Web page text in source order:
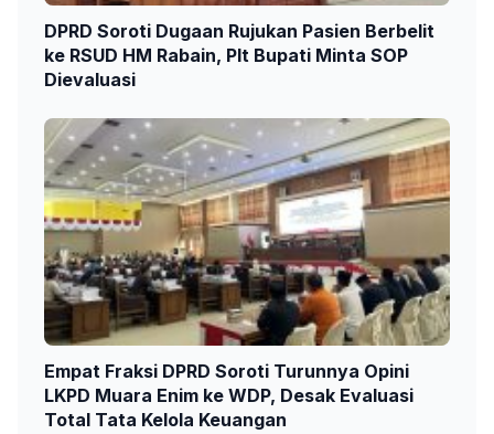
DPRD Soroti Dugaan Rujukan Pasien Berbelit
ke RSUD HM Rabain, Plt Bupati Minta SOP
Dievaluasi
Empat Fraksi DPRD Soroti Turunnya Opini
LKPD Muara Enim ke WDP, Desak Evaluasi
Total Tata Kelola Keuangan